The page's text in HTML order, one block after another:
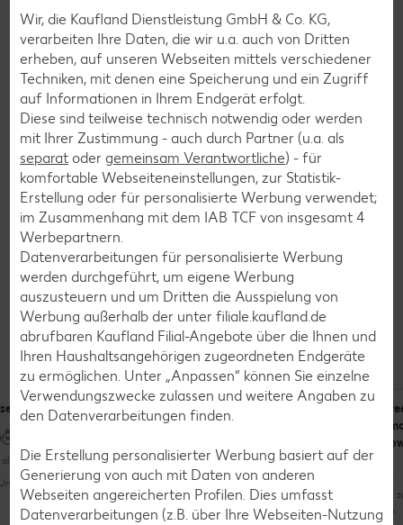
Ob Kartoffelpüree, Kürbissuppe oder Knuspereis mit
Erdbeerpüree: Pürieren als Zubereitungsmethode kommt in
der Küche bei vielen Gelegenheiten zum Einsatz. In unserer
Rezeptwelt findest du dazu unzählige leckere Gerichte mit
Kartoffelpüree.Das Kartoffelpüree-Basisrezept findest du
hier.
Tipp: Das Grundrezept kannst du prima mit weiteren
Gemüsesorten wie Möhren, Blumenkohl oderBrokkoli
„aufmotzen“. Die Krönung – im wahrsten Sinne des Wortes
– sind dann noch knusprige Toppings, zum Beispiel aus
Röstzwiebeln.
Rezepte
Leckere Rezepte zum Nachkochen
60 Minuten
Gemüse-
Kartoffel-
Bis zu 30 Minuten
Chicken Wings à
Mehr als 60 Minuten
Unkompliziert
Bis
Wir, die Kaufland Dienstleistung GmbH & Co. KG,
verarbeiten Ihre Daten, die wir u.a. auch von Dritten
erheben, auf unseren Webseiten mittels verschiedener
Techniken, mit denen eine Speicherung und ein Zugriff
auf Informationen in Ihrem Endgerät erfolgt.
Diese sind teilweise technisch notwendig oder werden
mit Ihrer Zustimmung - auch durch Partner (u.a. als
separat oder gemeinsam Verantwortliche) - für
komfortable Webseiteneinstellungen, zur Statistik-
Erstellung oder für personalisierte Werbung verwendet;
im Zusammenhang mit dem IAB TCF von insgesamt 4
Werbepartnern.
Datenverarbeitungen für personalisierte Werbung
werden durchgeführt, um eigene Werbung
auszusteuern und um Dritten die Ausspielung von
Werbung außerhalb der unter filiale.kaufland.de
abrufbaren Kaufland Filial-Angebote über die Ihnen und
Ihren Haushaltsangehörigen zugeordneten Endgeräte
zu ermöglichen. Unter „Anpassen“ können Sie einzelne
Verwendungszwecke zulassen und weitere Angaben zu
den Datenverarbeitungen finden.
Die Erstellung personalisierter Werbung basiert auf der
Generierung von auch mit Daten von anderen
Webseiten angereicherten Profilen. Dies umfasst
Datenverarbeitungen (z.B. über Ihre Webseiten-Nutzung